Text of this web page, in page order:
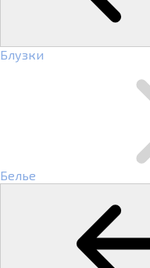
Блузки
Белье